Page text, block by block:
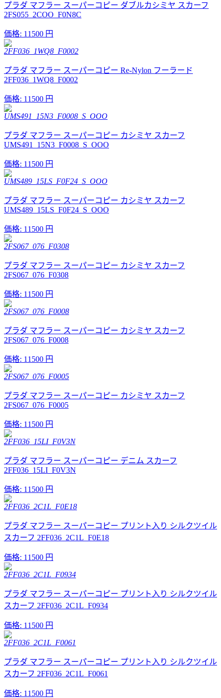
プラダ マフラー スーパーコピー ダブルカシミヤ スカーフ
2FS055_2COO_F0N8C
価格: 11500 円
2FF036_1WQ8_F0002
プラダ マフラー スーパーコピー Re-Nylon フーラード
2FF036_1WQ8_F0002
価格: 11500 円
UMS491_15N3_F0008_S_OOO
プラダ マフラー スーパーコピー カシミヤ スカーフ
UMS491_15N3_F0008_S_OOO
価格: 11500 円
UMS489_15LS_F0F24_S_OOO
プラダ マフラー スーパーコピー カシミヤ スカーフ
UMS489_15LS_F0F24_S_OOO
価格: 11500 円
2FS067_076_F0308
プラダ マフラー スーパーコピー カシミヤ スカーフ
2FS067_076_F0308
価格: 11500 円
2FS067_076_F0008
プラダ マフラー スーパーコピー カシミヤ スカーフ
2FS067_076_F0008
価格: 11500 円
2FS067_076_F0005
プラダ マフラー スーパーコピー カシミヤ スカーフ
2FS067_076_F0005
価格: 11500 円
2FF036_15LI_F0V3N
プラダ マフラー スーパーコピー デニム スカーフ
2FF036_15LI_F0V3N
価格: 11500 円
2FF036_2C1L_F0E18
プラダ マフラー スーパーコピー プリント入り シルクツイル
スカーフ 2FF036_2C1L_F0E18
価格: 11500 円
2FF036_2C1L_F0934
プラダ マフラー スーパーコピー プリント入り シルクツイル
スカーフ 2FF036_2C1L_F0934
価格: 11500 円
2FF036_2C1L_F0061
プラダ マフラー スーパーコピー プリント入り シルクツイル
スカーフ 2FF036_2C1L_F0061
価格: 11500 円